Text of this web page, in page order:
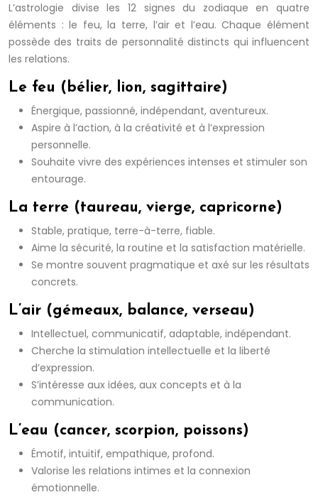
L’astrologie divise les 12 signes du zodiaque en quatre
éléments : le feu, la terre, l’air et l’eau. Chaque élément
possède des traits de personnalité distincts qui influencent
les relations.
Le feu (bélier, lion, sagittaire)
Énergique, passionné, indépendant, aventureux.
Aspire à l’action, à la créativité et à l’expression
personnelle.
Souhaite vivre des expériences intenses et stimuler son
entourage.
La terre (taureau, vierge, capricorne)
Stable, pratique, terre-à-terre, fiable.
Aime la sécurité, la routine et la satisfaction matérielle.
Se montre souvent pragmatique et axé sur les résultats
concrets.
L’air (gémeaux, balance, verseau)
Intellectuel, communicatif, adaptable, indépendant.
Cherche la stimulation intellectuelle et la liberté
d’expression.
S’intéresse aux idées, aux concepts et à la
communication.
L’eau (cancer, scorpion, poissons)
Émotif, intuitif, empathique, profond.
Valorise les relations intimes et la connexion
émotionnelle.